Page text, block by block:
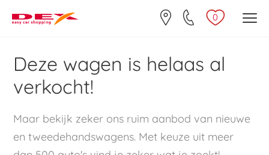
0
Deze wagen is helaas al
verkocht!
Maar bekijk zeker ons ruim aanbod van nieuwe
en tweedehandswagens. Met keuze uit meer